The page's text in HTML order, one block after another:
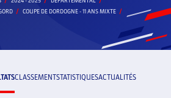
COUPE DE DORDOGNE - 11 ANS MIXTE
CLASSEMENTSTATISTIQUESACTUALITÉS